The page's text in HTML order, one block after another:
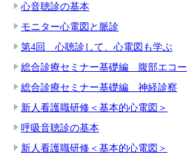
心音聴診の基本
モニター心電図と脈診
第4回 心聴診して、心電図も学ぶ
総合診療セミナー基礎編 腹部エコー
総合診療セミナー基礎編 神経診察
新人看護職研修＜基本的心電図＞
呼吸音聴診の基本
新人看護職研修＜基本的心電図＞